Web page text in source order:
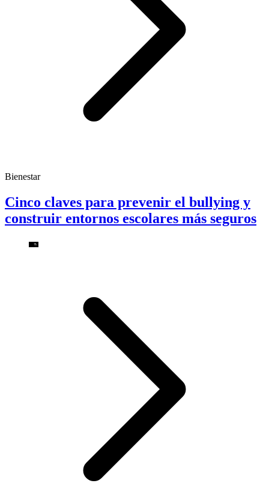
Bienestar
Cinco claves para prevenir el bullying y
construir entornos escolares más seguros